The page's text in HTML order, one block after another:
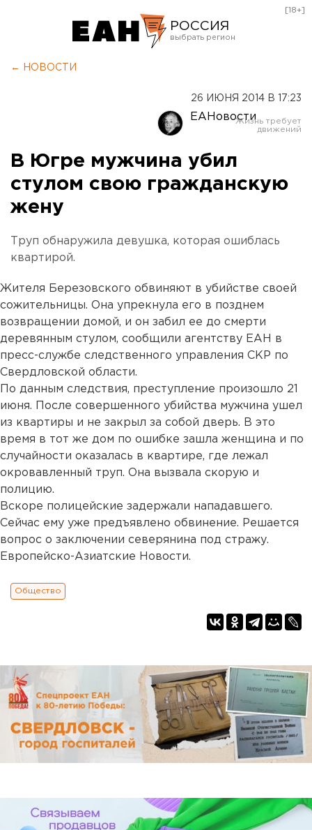
РОССИЯ
Оренбург
[18+]
← НОВОСТИ
26 ИЮНЯ 2014 В 17:23
ЕАНовости
В Югре мужчина убил
стулом свою гражданскую
жену
Труп обнаружила девушка, которая ошиблась
квартирой.
Жителя Березовского обвиняют в убийстве своей
сожительницы. Она упрекнула его в позднем
возвращении домой, и он забил ее до смерти
деревянным стулом, сообщили агентству ЕАН в
пресс-службе следственного управления СКР по
Свердловской области.
По данным следствия, преступление произошло 21
июня. После совершенного убийства мужчина ушел
из квартиры и не закрыл за собой дверь. В это
время в тот же дом по ошибке зашла женщина и по
случайности оказалась в квартире, где лежал
окровавленный труп. Она вызвала скорую и
полицию.
Вскоре полицейские задержали нападавшего.
Сейчас ему уже предъявлено обвинение. Решается
вопрос о заключении северянина под стражу.
Европейско-Азиатские Новости.
Общество